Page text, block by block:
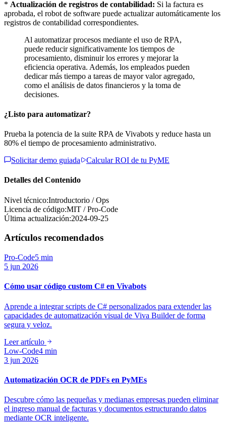
* Actualización de registros de contabilidad: Si la factura es
aprobada, el robot de software puede actualizar automáticamente los
registros de contabilidad correspondientes.
Al automatizar procesos mediante el uso de RPA,
puede reducir significativamente los tiempos de
procesamiento, disminuir los errores y mejorar la
eficiencia operativa. Además, los empleados pueden
dedicar más tiempo a tareas de mayor valor agregado,
como el análisis de datos financieros y la toma de
decisiones.
¿Listo para automatizar?
Prueba la potencia de la suite RPA de Vivabots y reduce hasta un
80% el tiempo de procesamiento administrativo.
Solicitar demo guiada
Calcular ROI de tu PyME
Detalles del Contenido
Nivel técnico:Introductorio / Ops
Licencia de código:MIT / Pro-Code
Última actualización:2024-09-25
Artículos recomendados
Pro-Code5 min
5 jun 2026
Cómo usar código custom C# en Vivabots
Aprende a integrar scripts de C# personalizados para extender las
capacidades de automatización visual de Viva Builder de forma
segura y veloz.
Leer artículo
Low-Code4 min
3 jun 2026
Automatización OCR de PDFs en PyMEs
Descubre cómo las pequeñas y medianas empresas pueden eliminar
el ingreso manual de facturas y documentos estructurando datos
mediante OCR inteligente.